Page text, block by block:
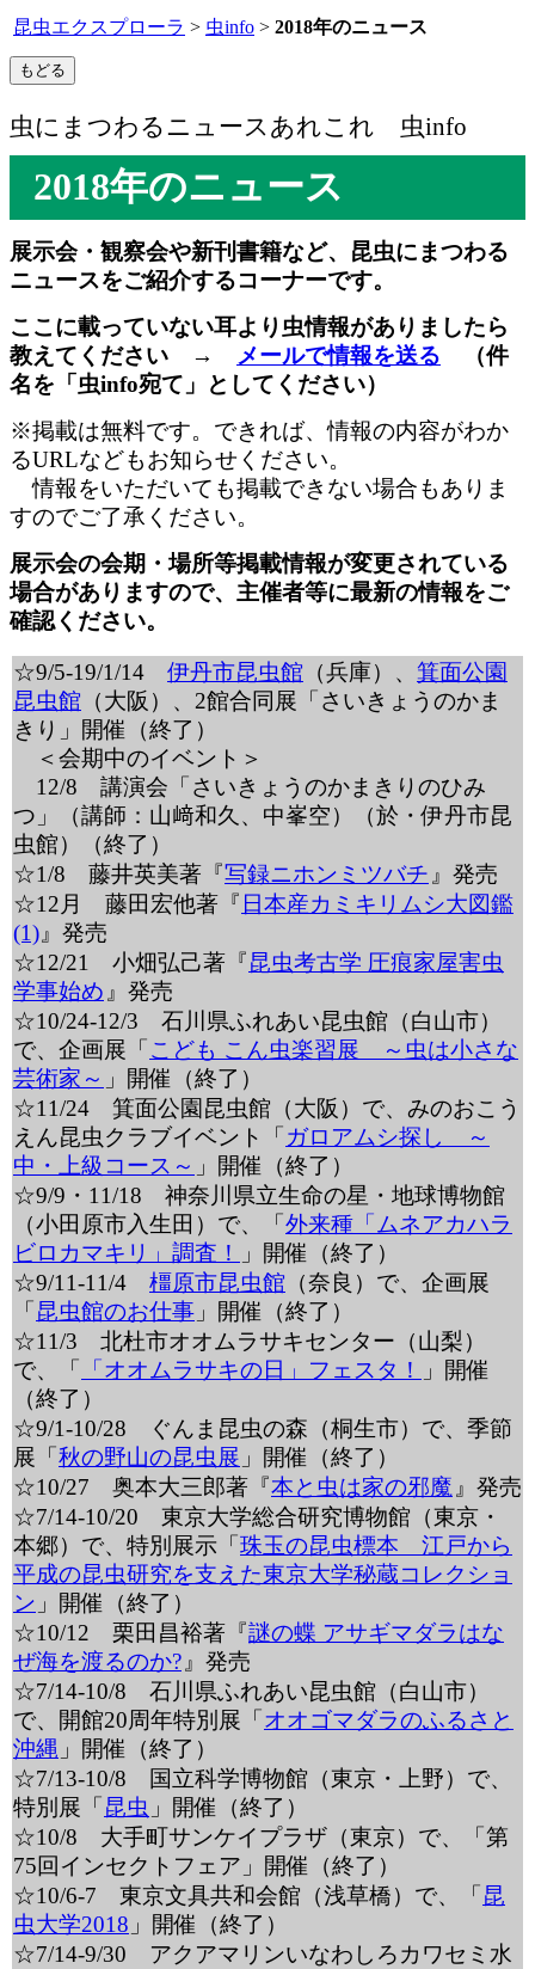
昆虫エクスプローラ > 虫info > 2018年のニュース
虫にまつわるニュースあれこれ 虫info
2018年のニュース
展示会・観察会や新刊書籍など、昆虫にまつわる
ニュースをご紹介するコーナーです。
ここに載っていない耳より虫情報がありましたら
教えてください →
メールで情報を送る （件
名を「虫info宛て」としてください）
※掲載は無料です。できれば、情報の内容がわか
るURLなどもお知らせください。
情報をいただいても掲載できない場合もありま
すのでご了承ください。
展示会の会期・場所等掲載情報が変更されている
場合がありますので、主催者等に最新の情報をご
確認ください。
☆9/5-19/1/14 伊丹市昆虫館 （兵庫）、 箕面公園
昆虫館 （大阪）、2館合同展「さいきょうのかま
きり」開催（終了）
＜会期中のイベント＞
12/8 講演会「さいきょうのかまきりのひみ
つ」（講師：山﨑和久、中峯空）（於・伊丹市昆
虫館）（終了）
☆1/8 藤井英美著『写録ニホンミツバチ 』発売
☆12月 藤田宏他著『 日本産カミキリムシ大図鑑
(1) 』発売
☆12/21 小畑弘己著『昆虫考古学 圧痕家屋害虫
学事始め 』発売
☆10/24-12/3 石川県ふれあい昆虫館（白山市）
で、企画展「 こども こん虫楽習展 ～虫は小さな
芸術家～ 」開催（終了）
☆11/24 箕面公園昆虫館（大阪）で、みのおこう
えん昆虫クラブイベント「 ガロアムシ探し ～
中・上級コース～ 」開催（終了）
☆9/9・11/18 神奈川県立生命の星・地球博物館
（小田原市入生田）で、「 外来種「ムネアカハラ
ビロカマキリ」調査！
」開催（終了）
☆9/11-11/4 橿原市昆虫館 （奈良）で、企画展
「 昆虫館のお仕事 」開催（終了）
☆11/3 北杜市オオムラサキセンター（山梨）
で、「
「オオムラサキの日」フェスタ！
」開催
（終了）
☆9/1-10/28 ぐんま昆虫の森（桐生市）で、季節
展「 秋の野山の昆虫展 」開催（終了）
☆10/27 奥本大三郎著『本と虫は家の邪魔 』発売
☆7/14-10/20 東京大学総合研究博物館（東京・
本郷）で、特別展示「 珠玉の昆虫標本 江戸から
平成の昆虫研究を支えた東京大学秘蔵コレクショ
ン 」開催（終了）
☆10/12 栗田昌裕著『謎の蝶 アサギマダラはな
ぜ海を渡るのか? 』発売
☆7/14-10/8 石川県ふれあい昆虫館（白山市）
で、開館20周年特別展「 オオゴマダラのふるさと
沖縄 」開催（終了）
☆7/13-10/8 国立科学博物館（東京・上野）で、
特別展「 昆虫 」開催（終了）
☆10/8 大手町サンケイプラザ（東京）で、「第
75回インセクトフェア」開催（終了）
☆10/6-7 東京文具共和会館（浅草橋）で、「 昆
虫大学2018 」開催（終了）
☆7/14-9/30 アクアマリンいなわしろカワセミ水